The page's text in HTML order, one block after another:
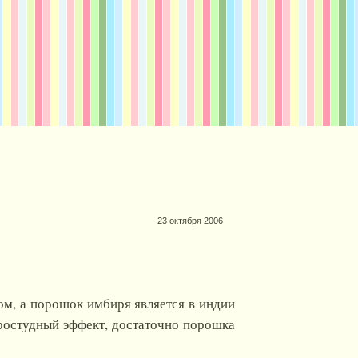
23 октября 2006
а порошок имбиря является в индии
эффект, достаточно порошка